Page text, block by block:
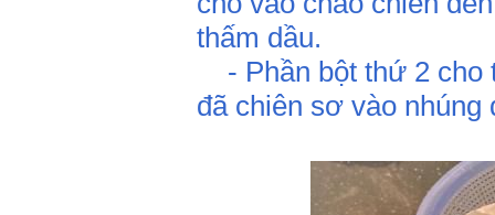
thấm dầu.
- Phần bột thứ 2 cho
đã chiên sơ vào